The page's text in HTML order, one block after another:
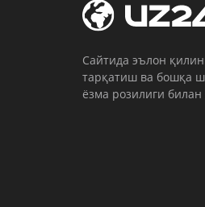
Cайтида эълон
тарқатиш ва бошқа
ёзма розилиги